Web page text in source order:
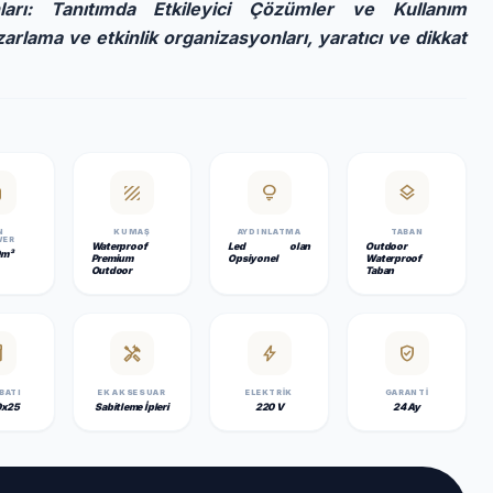
Tanıtımda Etkileyici Çözümler ve Kullanım
ve etkinlik organizasyonları, yaratıcı ve dikkat
texture
KUMAŞ
Waterproof
Premium
Outdoor
lightbulb
AYDINLATMA
Led olan
Opsiyonel
layers
TABAN
Outdoor
Waterproof
Taban
handyman
EK AKSESUAR
Sabitleme İpleri
bolt
ELEKTRIK
220 V
verified_user
GARANTI
24 Ay